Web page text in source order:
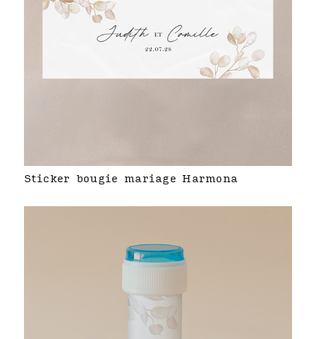
Sticker bougie mariage Harmona